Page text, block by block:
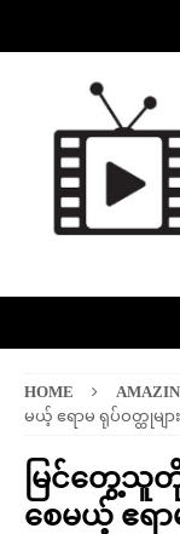
HOME
မယ့် ဧရာမ ရုပ်ဝတ္ထုများ
မြင်တွေ့သူ
စေမယ့် ဧရာ